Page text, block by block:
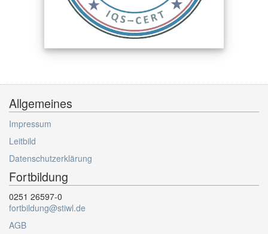
Allgemeines
Impressum
Leitbild
Datenschutzerklärung
Fortbildung
0251 26597-0
fortbildung@stiwl.de
AGB